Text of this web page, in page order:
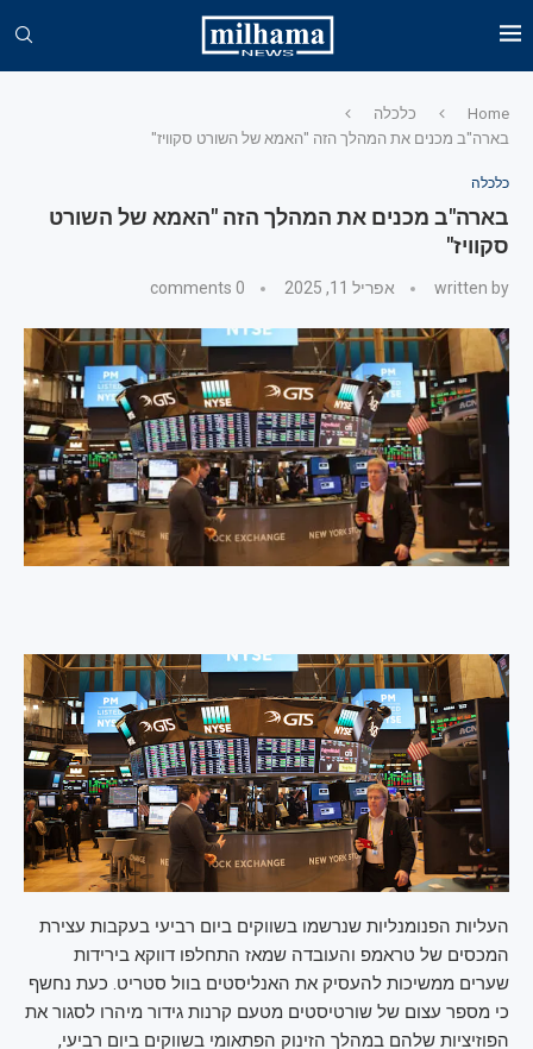
Home
כלכלה
בארה"ב מכנים את המהלך הזה "האמא של השורט סקוויז"
כלכלה
בארה"ב מכנים את המהלך הזה "האמא של השורט
סקוויז"
written by אפריל 11, 2025 0 comments
העליות הפנומנליות שנרשמו בשווקים ביום רביעי בעקבות עצירת
המכסים של טראמפ והעובדה שמאז התחלפו דווקא בירידות
שערים ממשיכות להעסיק את האנליסטים בוול סטריט. כעת נחשף
כי מספר עצום של שורטיסטים מטעם קרנות גידור מיהרו לסגור את
הפוזיציות שלהם במהלך הזינוק הפתאומי בשווקים ביום רביעי,